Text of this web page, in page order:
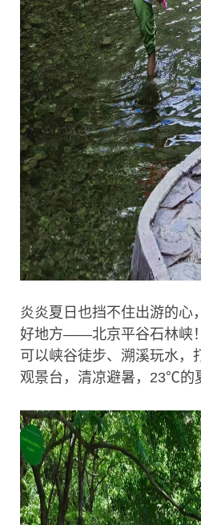
炎炎夏日也挡不住出游的心
好地方——北京平谷石林峡
可以峡谷徒步、溯溪玩水，
观景台，清凉避暑，23℃的